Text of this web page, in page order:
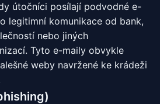
útočníci posílají podvodné e-
legitimní komunikace od bank,
nebo jiných
Tyto e-maily obvykle
weby navržené ke krádeži